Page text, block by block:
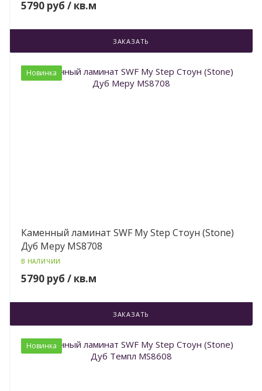
5790 руб / кв.м
ЗАКАЗАТЬ
Новинка
Каменный ламинат SWF My Step Стоун (Stone)
Дуб Меру MS8708
В НАЛИЧИИ
5790 руб / кв.м
ЗАКАЗАТЬ
Новинка